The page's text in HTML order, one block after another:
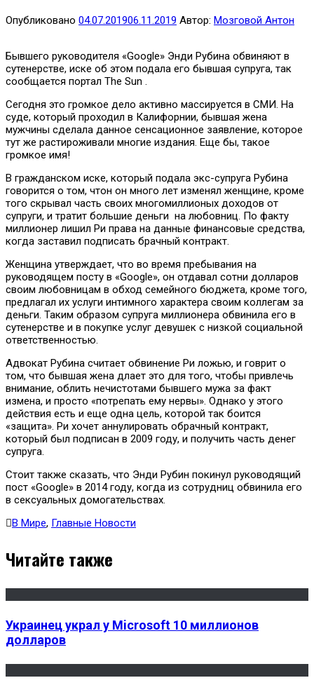
Опубликовано 04.07.201906.11.2019 Автор: Мозговой Антон
Бывшего руководителя «Google» Энди Рубина обвиняют в
сутенерстве, иске об этом подала его бывшая супруга, так
сообщается портал The Sun .
Сегодня это громкое дело активно массируется в СМИ. На
суде, который проходил в Калифорнии, бывшая жена
мужчины сделала данное сенсационное заявление, которое
тут же растироживали многие издания. Еще бы, такое
громкое имя!
В гражданском иске, который подала экс-супруга Рубина
говорится о том, чтон он много лет изменял женщине, кроме
того скрывал часть своих многомиллионых доходов от
супруги, и тратит большие деньги на любовниц. По факту
миллионер лишил Ри права на данные финансовые средства,
когда заставил подписать брачный контракт.
Женщина утверждает, что во время пребывания на
руководящем посту в «Google», он отдавал сотни долларов
своим любовницам в обход семейного бюджета, кроме того,
предлагал их услуги интимного характера своим коллегам за
деньги. Таким образом супруга миллионера обвинила его в
сутенерстве и в покупке услуг девушек с низкой социальной
ответственностью.
Адвокат Рубина считает обвинение Ри ложью, и говрит о
том, что бывшая жена длает это для того, чтобы привлечь
внимание, облить нечистотами бывшего мужа за факт
измена, и просто «потрепать ему нервы». Однако у этого
действия есть и еще одна цель, которой так боится
«защита». Ри хочет аннулировать обрачный контракт,
который был подписан в 2009 году, и получить часть денег
супруга.
Стоит также сказать, что Энди Рубин покинул руководящий
пост «Google» в 2014 году, когда из сотрудниц обвинила его
в сексуальных домогательствах.
В Мире, Главные Новости
Читайте также
Украинец украл у Microsoft 10 миллионов
долларов